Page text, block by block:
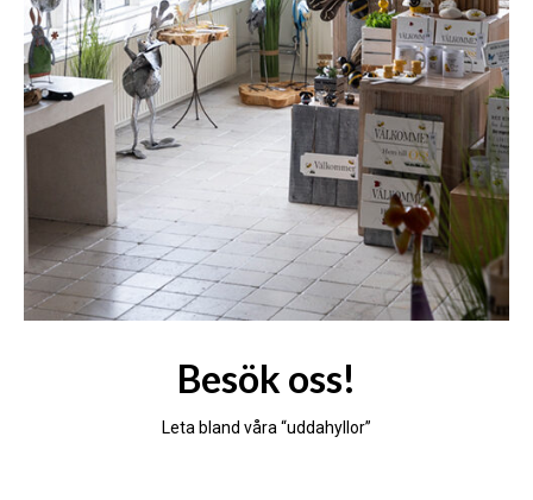
Besök oss!
Leta bland våra “uddahyllor”